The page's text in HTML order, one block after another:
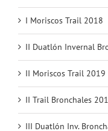
I Moriscos Trail 2018
II Duatlón Invernal
II Moriscos Trail 2019
II Trail Bronchales
III Duatlón Inv.